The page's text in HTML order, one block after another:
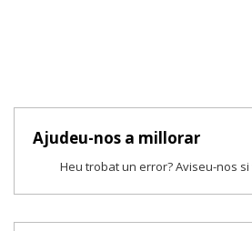
Ajudeu-nos a millorar
Heu trobat un error? Aviseu-nos